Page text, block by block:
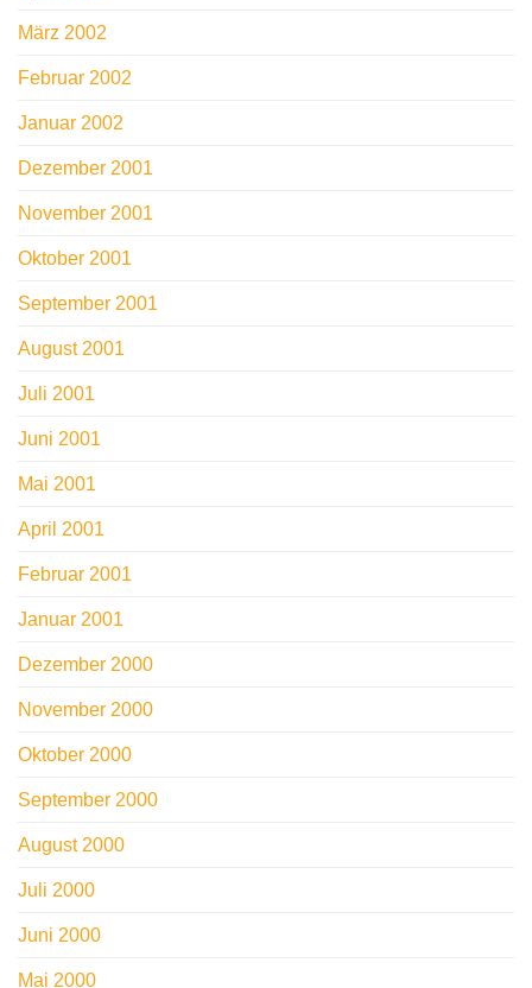
März 2002
Februar 2002
Januar 2002
Dezember 2001
November 2001
Oktober 2001
September 2001
August 2001
Juli 2001
Juni 2001
Mai 2001
April 2001
Februar 2001
Januar 2001
Dezember 2000
November 2000
Oktober 2000
September 2000
August 2000
Juli 2000
Juni 2000
Mai 2000